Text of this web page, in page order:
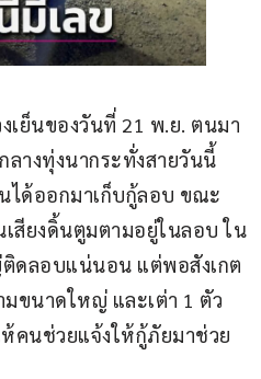
เย็นของวันที่ 21 พ.ย. ตนมา
ลางทุ่งนากระทั่งสายวันนี้
ได้ออกมาเก็บกู้ลอบ ขณะ
เสียงดิ้นตูมตามอยู่ในลอบ ใน
ดลอบแน่นอน แต่พอสังเกต
ขนาดใหญ่ และเต่า 1 ตัว
คนช่วยแจ้งให้กู้ภัยมาช่วย